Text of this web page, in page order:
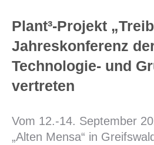
Plant³-Projekt
Jahreskonferenz
Technologie- und
vertreten
Vom 12.-14. September
„Alten Mensa“ in